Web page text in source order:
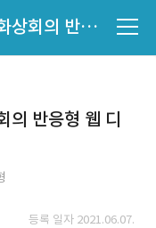
사내 webRTC 기반 다중 화상회의 반응형 웹 디자인, 개발
의 반응형 웹 디
등록 일자 2021.06.07.